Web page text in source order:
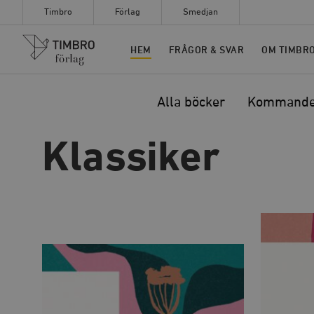
Timbro Förlag Smedjan
Timbro
HEM FRÅGOR & SVAR OM
Alla böcker
Klassiker